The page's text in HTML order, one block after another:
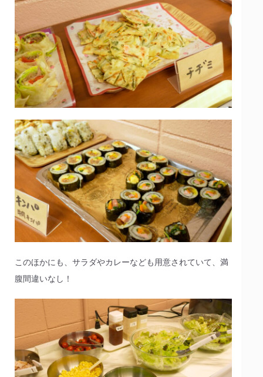
このほかにも、サラダやカレーなども用意されていて、満
腹間違いなし！